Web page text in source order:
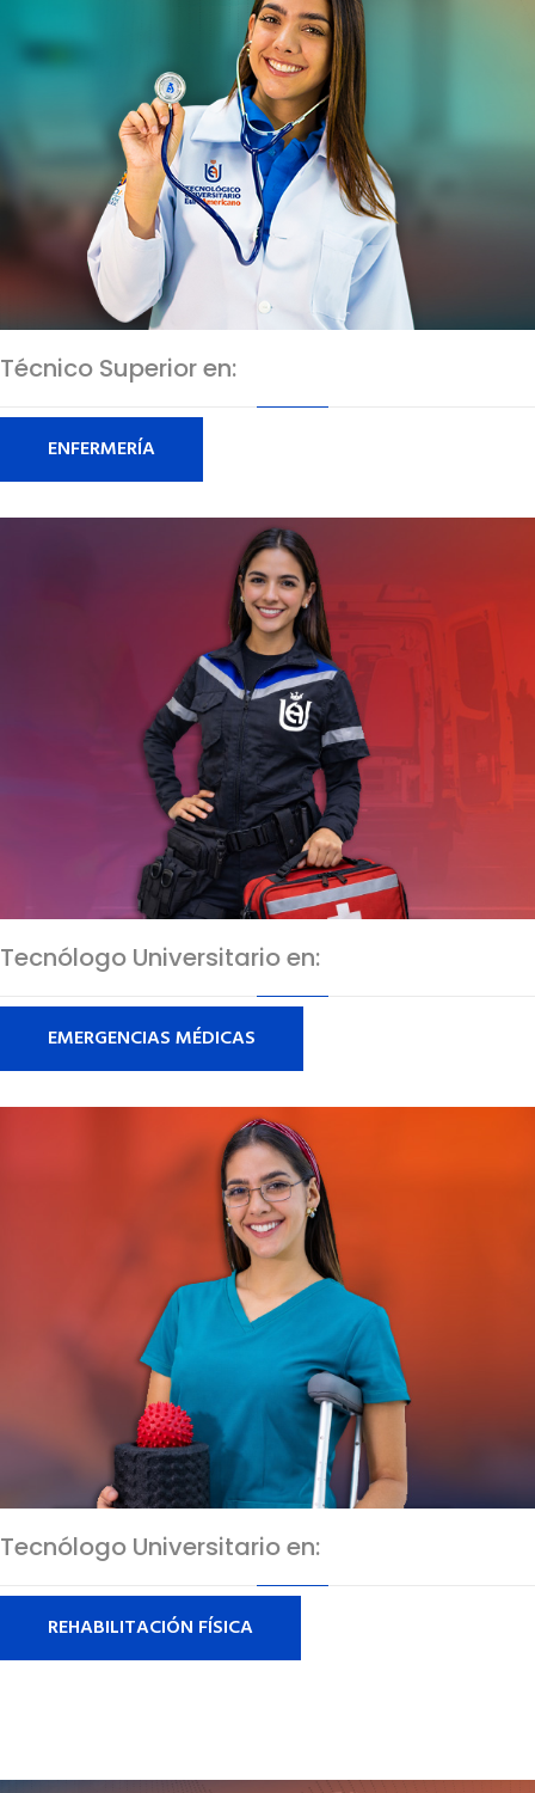
Técnico Superior en:
ENFERMERÍA
Tecnólogo Universitario en:
EMERGENCIAS MÉDICAS
Tecnólogo Universitario en:
REHABILITACIÓN FÍSICA